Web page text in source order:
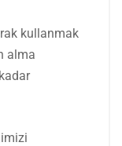
kullanmak
alma